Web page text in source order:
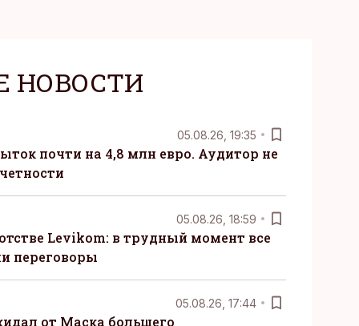
НОВОСТИ
05.08.26, 19:35
почти на 4,8 млн евро. Аудитор не
05.08.26, 18:59
Levikom: в трудный момент все
переговоры
05.08.26, 17:44
от Маска большего